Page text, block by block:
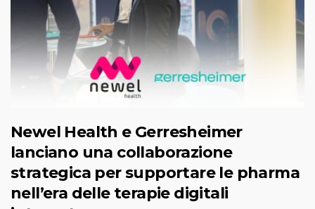
Newel Health e Gerresheimer
lanciano una collaborazione
strategica per supportare le pharma
nell’era delle terapie digitali